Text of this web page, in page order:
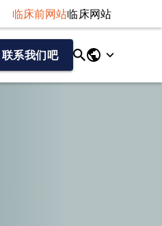
临床前网站临床网站
联系我们吧